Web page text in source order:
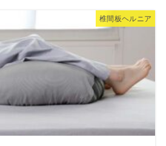
椎間板ヘルニア